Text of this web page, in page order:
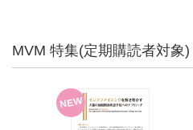
MVM 特集(定期購読者対象)
NEW